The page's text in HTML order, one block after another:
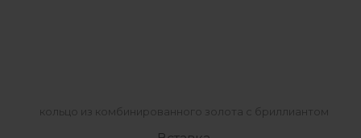
кольцо из комбинированного золота с бриллиантом